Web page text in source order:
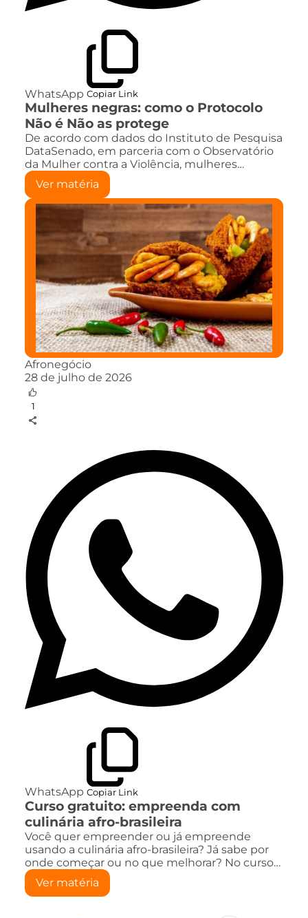
WhatsApp Copiar Link
Mulheres negras: como o Protocolo
Não é Não as protege
De acordo com dados do Instituto de Pesquisa
DataSenado, em parceria com o Observatório
da Mulher contra a Violência, mulheres…
Ver matéria
Afronegócio
28 de julho de 2026
1
WhatsApp Copiar Link
Curso gratuito: empreenda com
culinária afro-brasileira
Você quer empreender ou já empreende
usando a culinária afro-brasileira? Já sabe por
onde começar ou no que melhorar? No curso…
Ver matéria